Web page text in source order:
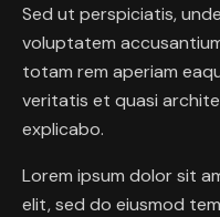
Sed ut perspiciatis,
voluptatem
totam rem aperiam
veritatis et quasi
explicabo.
Lorem ipsum dolor sit
elit, sed do eiusmod